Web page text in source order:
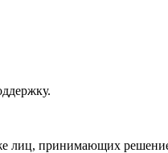
принимающих решение